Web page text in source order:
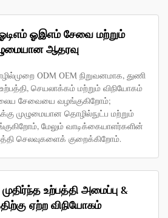
ஓஇஎம் சேவை மற்றும்
ஆதரவு
ODM OEM நிறுவனமாக, துணி
உற்பத்தி, செயலாக்கம் மற்றும் விநியோகம்
சேவையை வழங்குகிறோம்;
முழுமையான தொழில்நுட்ப மற்றும்
மேலும் வாடிக்கையாளர்களின்
செலவுகளைக் குறைக்கிறோம்.
உற்பத்தி அமைப்பு &
ஏற்ற விநியோகம்